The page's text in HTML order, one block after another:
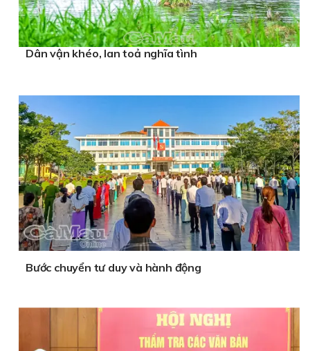
Dân vận khéo, lan toả nghĩa tình
Bước chuyển tư duy và hành động